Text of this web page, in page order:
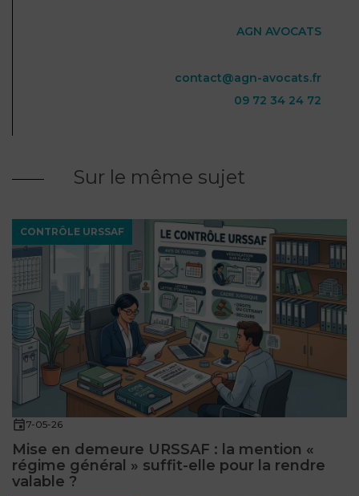
AGN AVOCATS
contact@agn-avocats.fr
09 72 34 24 72
Sur le même sujet
CONTRÔLE URSSAF
7-05-26
Mise en demeure URSSAF : la mention «
régime général » suffit-elle pour la rendre
valable ?